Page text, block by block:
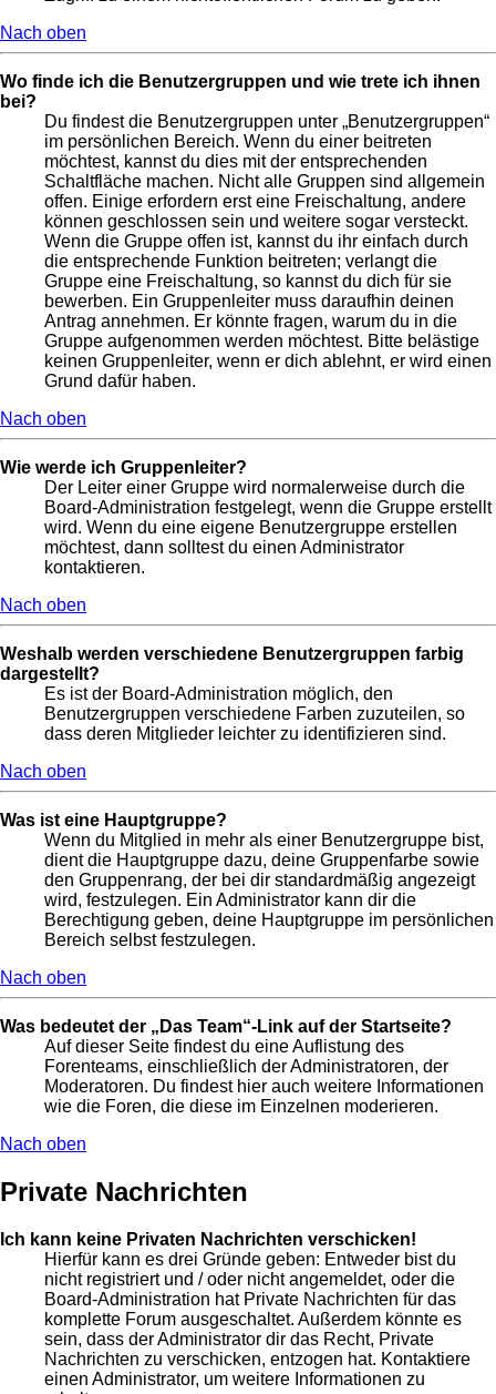
Nach oben
Wo finde ich die Benutzergruppen und wie trete ich ihnen
bei?
Du findest die Benutzergruppen unter „Benutzergruppen“
im persönlichen Bereich. Wenn du einer beitreten
möchtest, kannst du dies mit der entsprechenden
Schaltfläche machen. Nicht alle Gruppen sind allgemein
offen. Einige erfordern erst eine Freischaltung, andere
können geschlossen sein und weitere sogar versteckt.
Wenn die Gruppe offen ist, kannst du ihr einfach durch
die entsprechende Funktion beitreten; verlangt die
Gruppe eine Freischaltung, so kannst du dich für sie
bewerben. Ein Gruppenleiter muss daraufhin deinen
Antrag annehmen. Er könnte fragen, warum du in die
Gruppe aufgenommen werden möchtest. Bitte belästige
keinen Gruppenleiter, wenn er dich ablehnt, er wird einen
Grund dafür haben.
Nach oben
Wie werde ich Gruppenleiter?
Der Leiter einer Gruppe wird normalerweise durch die
Board-Administration festgelegt, wenn die Gruppe erstellt
wird. Wenn du eine eigene Benutzergruppe erstellen
möchtest, dann solltest du einen Administrator
kontaktieren.
Nach oben
Weshalb werden verschiedene Benutzergruppen farbig
dargestellt?
Es ist der Board-Administration möglich, den
Benutzergruppen verschiedene Farben zuzuteilen, so
dass deren Mitglieder leichter zu identifizieren sind.
Nach oben
Was ist eine Hauptgruppe?
Wenn du Mitglied in mehr als einer Benutzergruppe bist,
dient die Hauptgruppe dazu, deine Gruppenfarbe sowie
den Gruppenrang, der bei dir standardmäßig angezeigt
wird, festzulegen. Ein Administrator kann dir die
Berechtigung geben, deine Hauptgruppe im persönlichen
Bereich selbst festzulegen.
Nach oben
Was bedeutet der „Das Team“-Link auf der Startseite?
Auf dieser Seite findest du eine Auflistung des
Forenteams, einschließlich der Administratoren, der
Moderatoren. Du findest hier auch weitere Informationen
wie die Foren, die diese im Einzelnen moderieren.
Nach oben
Private Nachrichten
Ich kann keine Privaten Nachrichten verschicken!
Hierfür kann es drei Gründe geben: Entweder bist du
nicht registriert und / oder nicht angemeldet, oder die
Board-Administration hat Private Nachrichten für das
komplette Forum ausgeschaltet. Außerdem könnte es
sein, dass der Administrator dir das Recht, Private
Nachrichten zu verschicken, entzogen hat. Kontaktiere
einen Administrator, um weitere Informationen zu